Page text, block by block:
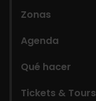
Zonas
Agenda
Qué hacer
Tickets & Tours